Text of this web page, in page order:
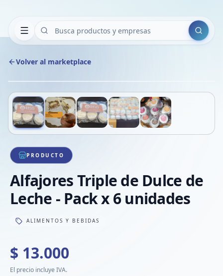
Buscar
Volver al marketplace
1/5
PRODUCTO
Alfajores Triple de Dulce de
Leche - Pack x 6 unidades
ALIMENTOS Y BEBIDAS
$ 13.000
El precio incluye IVA.